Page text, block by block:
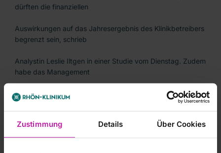
Zustimmung Details Über Cookies
dürften die finanziellen
Auswirkungen auf das Jahresergebnis des Klinikbetreibers
begrenzt sein, schrieb
Analystin Leslie Iltgen in einer Studie vom Dienstag. Zudem
habe das Management
gerade erst seinen Ausblick für das Gesamtjahr 2011
bekräftigt./web/edh/rum